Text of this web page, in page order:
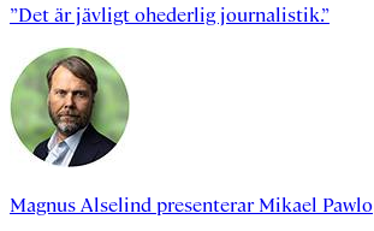
”Det är jävligt ohederlig journalistik.”
Magnus Alselindpresenterar Mikael Pawlo